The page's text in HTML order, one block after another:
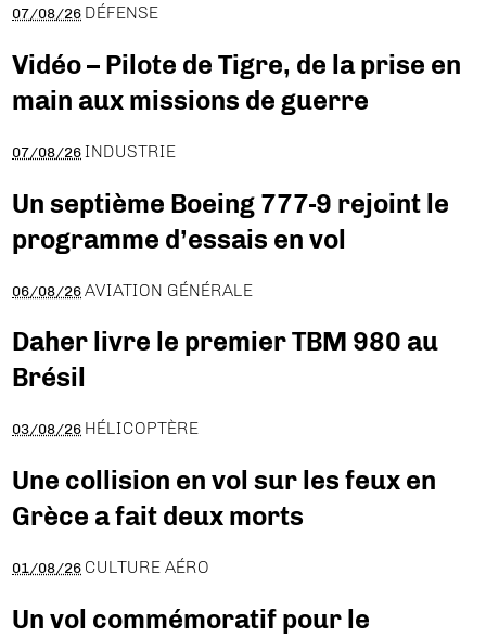
07/08/26 DÉFENSE
Vidéo – Pilote de Tigre, de la prise en
main aux missions de guerre
07/08/26 INDUSTRIE
Un septième Boeing 777-9 rejoint le
programme d’essais en vol
06/08/26 AVIATION GÉNÉRALE
Daher livre le premier TBM 980 au
Brésil
03/08/26 HÉLICOPTÈRE
Une collision en vol sur les feux en
Grèce a fait deux morts
01/08/26 CULTURE AÉRO
Un vol commémoratif pour le